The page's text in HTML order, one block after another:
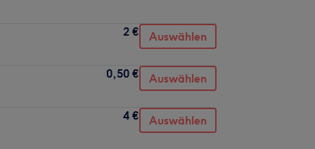
2 € Auswählen
0,50 € Auswählen
4 € Auswählen